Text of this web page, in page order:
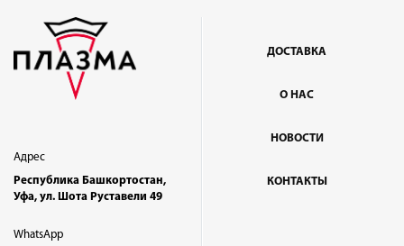
Адрес
Республика Башкортостан,
Уфа, ул. Шота Руставели 49
WhatsApp
ДОСТАВКА
О НАС
НОВОСТИ
КОНТАКТЫ